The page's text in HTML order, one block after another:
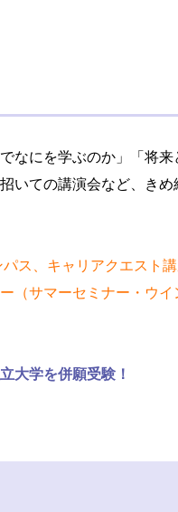
なにを学ぶのか」「将
いての講演会など、きめ
ス、キャリアクエスト
（サマーセミナー・ウ
大学を併願受験！